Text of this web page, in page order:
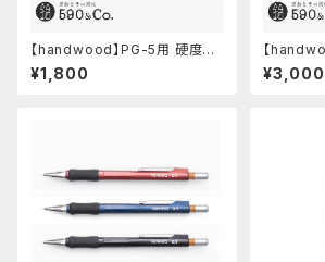
【handwood】PG-5用 硬度表
示窓 (超超ジュラルミン/楕円)
¥1,800
【
ーツ/カスタム
テンレス)
¥3,000